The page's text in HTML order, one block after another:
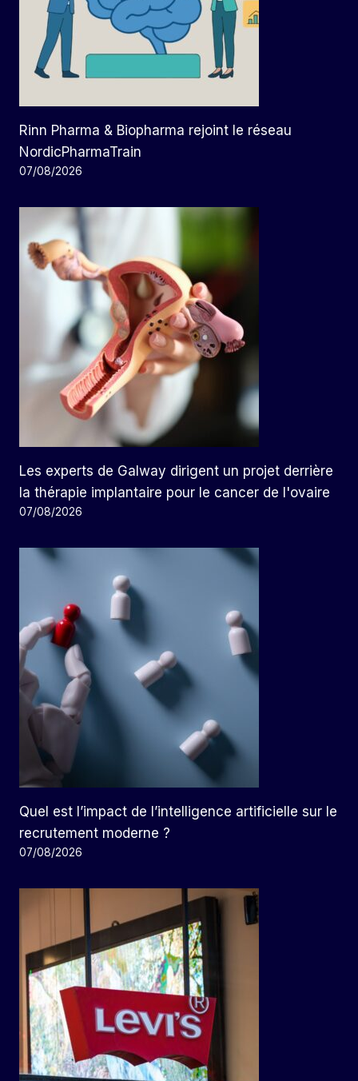
Rinn Pharma & Biopharma rejoint le réseau
NordicPharmaTrain
07/08/2026
Les experts de Galway dirigent un projet derrière
la thérapie implantaire pour le cancer de l'ovaire
07/08/2026
Quel est l’impact de l’intelligence artificielle sur le
recrutement moderne ?
07/08/2026